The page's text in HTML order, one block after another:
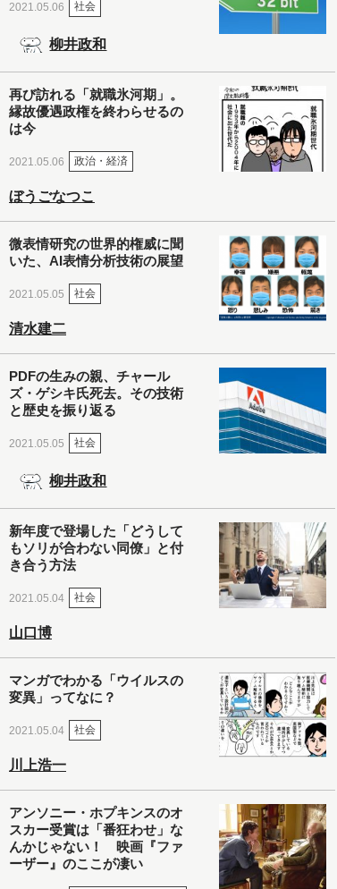
2021.05.06 社会
柳井政和
再び訪れる「就職氷河期」。
縁故優遇政権を終わらせるの
は今
2021.05.06 政治・経済
ぼうごなつこ
微表情研究の世界的権威に聞
いた、AI表情分析技術の展望
2021.05.05 社会
清水建二
PDFの生みの親、チャール
ズ・ゲシキ氏死去。その技術
と歴史を振り返る
2021.05.05 社会
柳井政和
新年度で登場した「どうして
もソリが合わない同僚」と付
き合う方法
2021.05.04 社会
山口博
マンガでわかる「ウイルスの
変異」ってなに？
2021.05.04 社会
川上浩一
アンソニー・ホプキンスのオ
スカー受賞は「番狂わせ」な
んかじゃない！ 映画『ファ
ーザー』のここが凄い